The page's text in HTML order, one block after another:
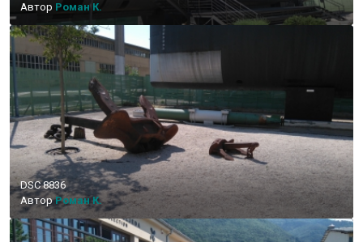
Автор Роман К.
DSC 8836
АвторРоман К.